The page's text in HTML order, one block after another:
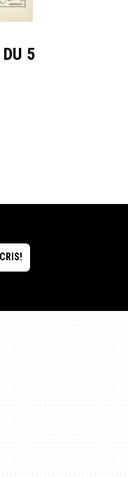
5